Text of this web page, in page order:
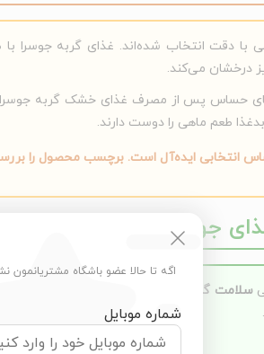
با دقت انتخاب شده‌اند. غذای گربه جوسرا
درخشان می‌کند.
حساس پس از مصرف غذای خشک گربه جوسرا
طعم ماهی را دوست دارند.
انتخابی ایده‌آل است. برچسب محصول را
جوسرا طعم ماهی + جدول
سلامت گربه شما را تضمین می‌کند. غذای خشک
اگه تا حالا عضو باشگاه مشتریانمون
شماره موبایل